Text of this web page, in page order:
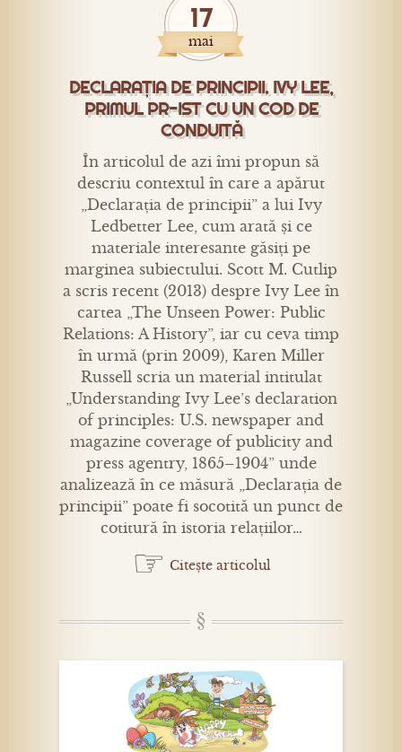
17
mai
DECLARAȚIA DE PRINCIPII. IVY LEE,
PRIMUL PR-IST CU UN COD DE
CONDUITĂ
În articolul de azi îmi propun să
descriu contextul în care a apărut
„Declarația de principii” a lui Ivy
Ledbetter Lee, cum arată și ce
materiale interesante găsiți pe
marginea subiectului. Scott M. Cutlip
a scris recent (2013) despre Ivy Lee în
cartea „The Unseen Power: Public
Relations: A History”, iar cu ceva timp
în urmă (prin 2009), Karen Miller
Russell scria un material intitulat
„Understanding Ivy Lee’s declaration
of principles: U.S. newspaper and
magazine coverage of publicity and
press agentry, 1865–1904” unde
analizează în ce măsură „Declarația de
principii” poate fi socotită un punct de
cotitură în istoria relațiilor…
☞ Citește articolul